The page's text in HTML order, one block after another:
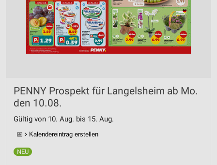
PENNY Prospekt für Langelsheim ab Mo.
den 10.08.
Gültig von 10. Aug. bis 15. Aug.
📅 Kalendereintrag erstellen